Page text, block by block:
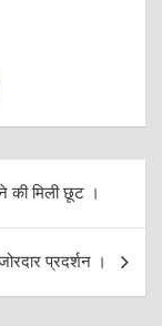
की मिली छूट ।
प्रदर्शन ।